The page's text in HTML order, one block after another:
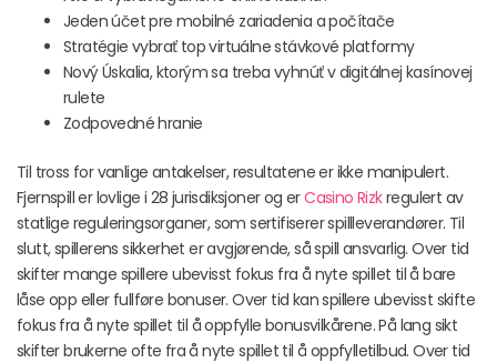
Jeden účet pre mobilné zariadenia a počítače
Stratégie vybrať top virtuálne stávkové platformy
Nový Úskalia, ktorým sa treba vyhnúť v digitálnej kasínovej
rulete
Zodpovedné hranie
Til tross for vanlige antakelser, resultatene er ikke manipulert.
Fjernspill er lovlige i 28 jurisdiksjoner og erCasino Rizkregulert av
statlige reguleringsorganer, som sertifiserer spillleverandører. Til
slutt, spillerens sikkerhet er avgjørende, så spill ansvarlig. Over tid
skifter mange spillere ubevisst fokus fra å nyte spillet til å bare
låse opp eller fullføre bonuser. Over tid kan spillere ubevisst skifte
fokus fra å nyte spillet til å oppfylle bonusvilkårene. På lang sikt
skifter brukerne ofte fra å nyte spillet til å oppfylletilbud. Over tid